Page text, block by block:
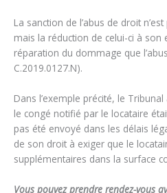
La sanction de l’abus de droit
mais la réduction de celui-ci à son
réparation du dommage que
C.2019.0127.N).
Dans l’exemple précité, le
le congé notifié par le locataire
pas été envoyé dans les délais
de son droit à exiger que le
supplémentaires dans la surface
Vous pouvez prendre rendez-vous